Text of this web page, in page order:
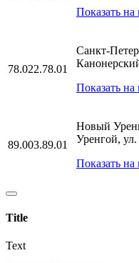
Показать на
78.022.78.01
Санкт-
Показать на
89.003.89.01
Новый
Уренгой,
Показать на
Title
Text